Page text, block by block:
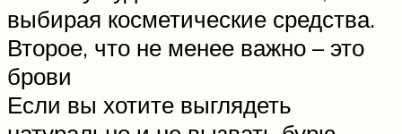
выбирая косметические средства.
Второе, что не менее важно – это
брови
Если вы хотите выглядеть